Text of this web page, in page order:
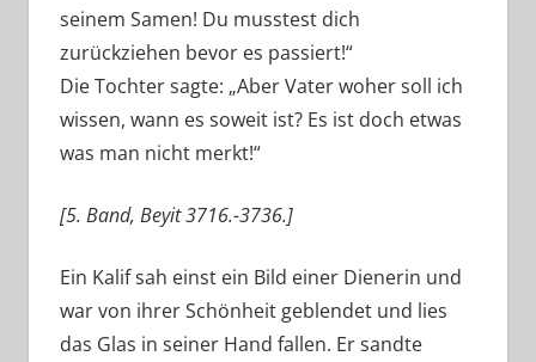
seinem Samen! Du musstest dich
zurückziehen bevor es passiert!“
Die Tochter sagte: „Aber Vater woher soll ich
wissen, wann es soweit ist? Es ist doch etwas
was man nicht merkt!“
[5. Band, Beyit 3716.-3736.]
Ein Kalif sah einst ein Bild einer Dienerin und
war von ihrer Schönheit geblendet und lies
das Glas in seiner Hand fallen. Er sandte